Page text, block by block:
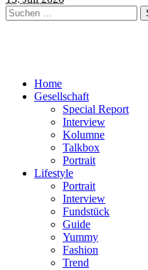
Suchen
nach:
Home
Gesellschaft
Special Report
Interview
Kolumne
Talkbox
Portrait
Lifestyle
Portrait
Interview
Fundstück
Guide
Yummy
Fashion
Trend